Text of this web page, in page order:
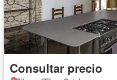
Consultar precio